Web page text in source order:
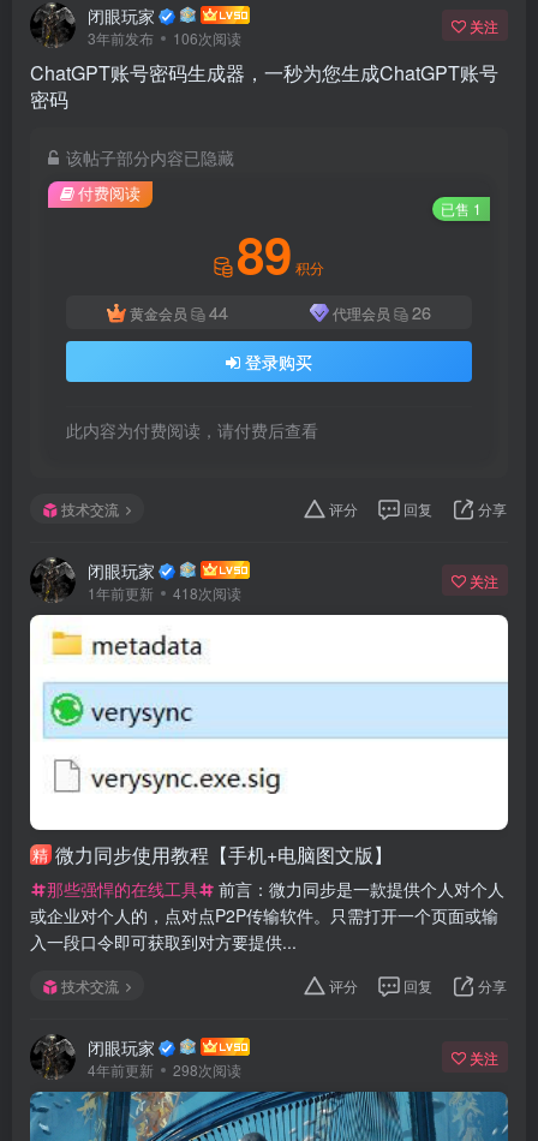
闭眼玩家
3年前发布 106次阅读
关注
ChatGPT账号密码生成器，一秒为您生成ChatGPT账号
密码
该帖子部分内容已隐藏
付费阅读
已售 1
89 积分
黄金会员 44 代理会员 26
登录购买
此内容为付费阅读，请付费后查看
技术交流 评分 回复 分享
闭眼玩家
1年前更新 418次阅读
关注
精 微力同步使用教程【手机+电脑图文版】
那些强悍的在线工具
前言：微力同步是一款提供个人对个人
或企业对个人的，点对点P2P传输软件。只需打开一个页面或输
入一段口令即可获取到对方要提供...
技术交流 评分 回复 分享
闭眼玩家
4年前更新 298次阅读
关注